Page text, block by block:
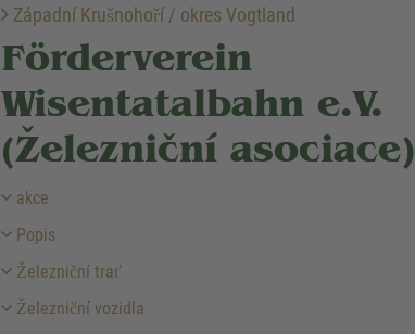
Západní Krušnohoří / okres Vogtland
Förderverein
Wisentatalbahn e.V.
(Železniční asociace)
akce
Popis
Železniční trať
Železniční vozidla